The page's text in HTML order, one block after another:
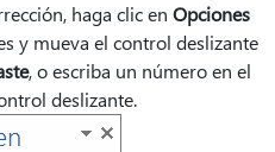
haga clic en Opciones
y mueva el control deslizante
, o escriba un número en el
deslizante.